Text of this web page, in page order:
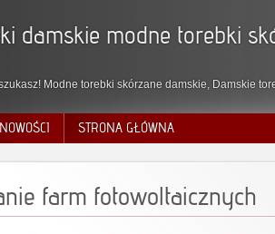
damskie modne torebki
Modne torebki skórzane damskie, Damskie
NOWOŚCI STRONA GŁÓWNA
farm fotowoltaicznych